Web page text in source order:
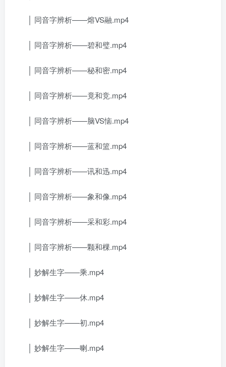
│ 同音字辨析——熔VS融.mp4
│ 同音字辨析——碧和璧.mp4
│ 同音字辨析——秘和密.mp4
│ 同音字辨析——竟和竞.mp4
│ 同音字辨析——脑VS恼.mp4
│ 同音字辨析——蓝和篮.mp4
│ 同音字辨析——讯和迅.mp4
│ 同音字辨析——象和像.mp4
│ 同音字辨析——采和彩.mp4
│ 同音字辨析——颗和棵.mp4
│ 妙解生字——乘.mp4
│ 妙解生字——休.mp4
│ 妙解生字——初.mp4
│ 妙解生字——喇.mp4